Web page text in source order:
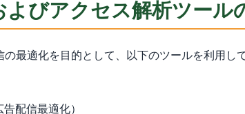
よびアクセス解析ツール
最適化を目的として、以下のツールを利用して
配信最適化）